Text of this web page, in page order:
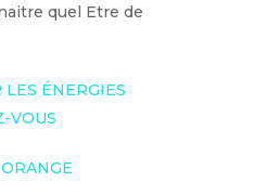
quel Etre de
ÉNERGIES
VOUS